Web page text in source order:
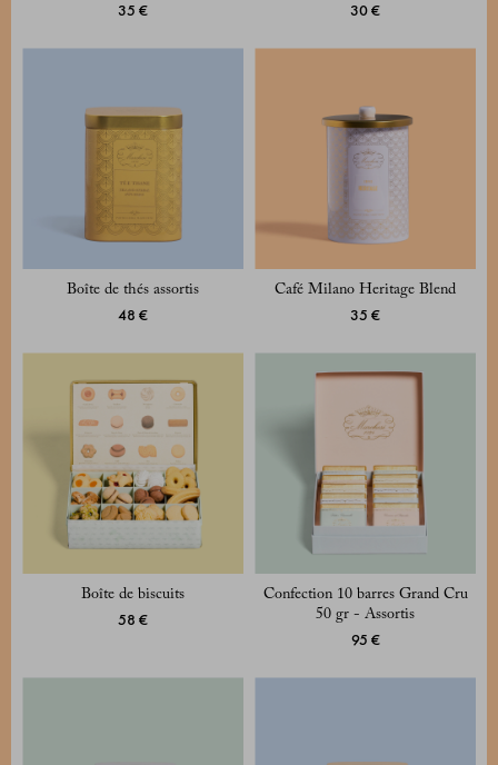
35 € 30 €
Boîte de thés assortis
48 €
Café Milano Heritage Blend
35 €
Boîte de biscuits
58 €
Confection 10 barres Grand Cru
50 gr - Assortis
95 €